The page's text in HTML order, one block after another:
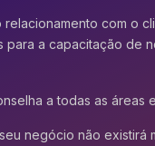
com o
a capacitação
a todas as
negócio não existirá